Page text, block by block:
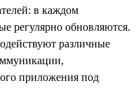
в каждом
регулярно обновляются.
различные
приложения под